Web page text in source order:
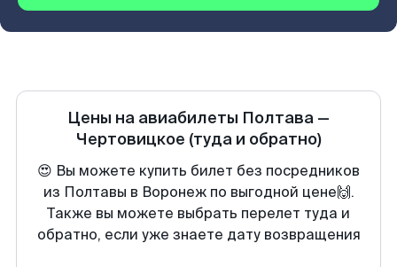
Цены на авиабилеты Полтава —
Чертовицкое (туда и обратно)
😍 Вы можете купить билет без посредников
из Полтавы в Воронеж по выгодной цене🙌.
Также вы можете выбрать перелет туда и
обратно, если уже знаете дату возвращения